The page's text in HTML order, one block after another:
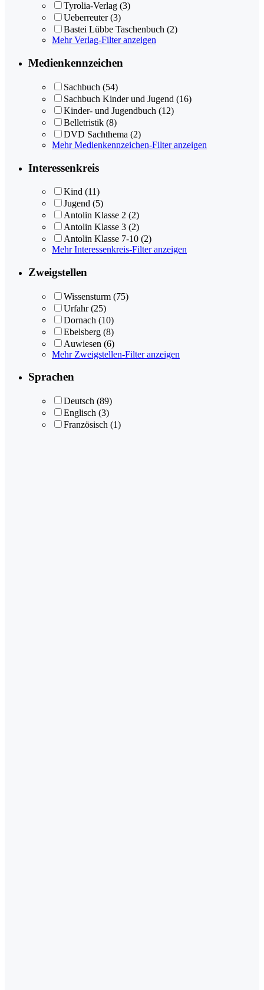
Tyrolia-Verlag (3)
Ueberreuter (3)
Bastei Lübbe Taschenbuch (2)
Mehr Verlag-Filter anzeigen
Medienkennzeichen
Sachbuch (54)
Sachbuch Kinder und Jugend (16)
Kinder- und Jugendbuch (12)
Belletristik (8)
DVD Sachthema (2)
Mehr Medienkennzeichen-Filter anzeigen
Interessenkreis
Kind (11)
Jugend (5)
Antolin Klasse 2 (2)
Antolin Klasse 3 (2)
Antolin Klasse 7-10 (2)
Mehr Interessenkreis-Filter anzeigen
Zweigstellen
Wissensturm (75)
Urfahr (25)
Dornach (10)
Ebelsberg (8)
Auwiesen (6)
Mehr Zweigstellen-Filter anzeigen
Sprachen
Deutsch (89)
Englisch (3)
Französisch (1)